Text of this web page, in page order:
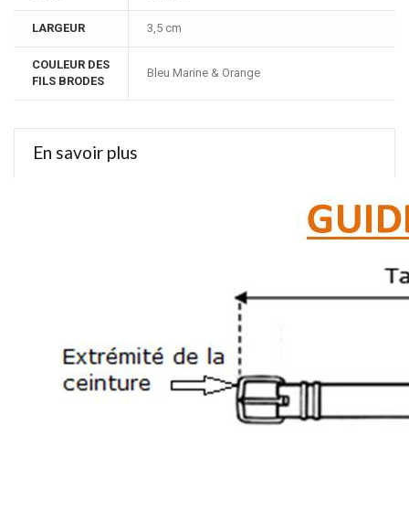
LARGEUR 3,5 cm
COULEUR DES
FILS BRODES
Bleu Marine & Orange
En savoir plus